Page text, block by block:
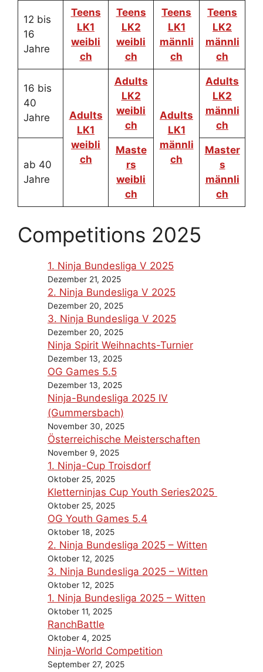
12 bis
16
Jahre
Teens
LK1
weibli
ch
Teens
LK2
weibli
ch
Teens
LK1
männli
ch
Teens
LK2
männli
ch
16 bis
40
Jahre
Adults
LK1
weibli
ch
Adults
LK2
weibli
ch
Adults
LK1
männli
ch
Adults
LK2
männli
ch
ab 40
Jahre
Maste
rs
weibli
ch
Master
s
männli
ch
Competitions 2025
1. Ninja Bundesliga V 2025
Dezember 21, 2025
2. Ninja Bundesliga V 2025
Dezember 20, 2025
3. Ninja Bundesliga V 2025
Dezember 20, 2025
Ninja Spirit Weihnachts-Turnier
Dezember 13, 2025
OG Games 5.5
Dezember 13, 2025
Ninja-Bundesliga 2025 IV
(Gummersbach)
November 30, 2025
Österreichische Meisterschaften
November 9, 2025
1. Ninja-Cup Troisdorf
Oktober 25, 2025
Kletterninjas Cup Youth Series2025
Oktober 25, 2025
OG Youth Games 5.4
Oktober 18, 2025
2. Ninja Bundesliga 2025 – Witten
Oktober 12, 2025
3. Ninja Bundesliga 2025 – Witten
Oktober 12, 2025
1. Ninja Bundesliga 2025 – Witten
Oktober 11, 2025
RanchBattle
Oktober 4, 2025
Ninja-World Competition
September 27, 2025